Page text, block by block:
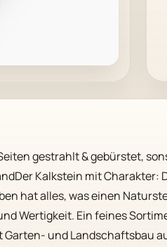
gestrahlt & gebürstet,
Kalkstein mit Charakter:
hat alles, was einen
Wertigkeit. Ein feines
Garten- und Landschaftsbau